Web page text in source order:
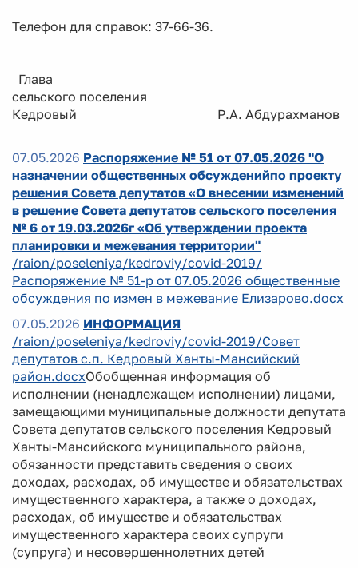
Телефон для справок: 37-66-36.
Глава
сельского поселения
Кедровый Р.А. Абдурахманов
07.05.2026 Распоряжение № 51 от 07.05.2026 "О
назначении общественных обсужденийпо проекту
решения Совета депутатов «О внесении изменений
в решение Совета депутатов сельского поселения
№ 6 от 19.03.2026г «Об утверждении проекта
планировки и межевания территории"
/raion/poseleniya/kedroviy/covid-2019/
Распоряжение № 51-р от 07.05.2026 общественные
обсуждения по измен в межевание Елизарово.docx
07.05.2026 ИНФОРМАЦИЯ
/raion/poseleniya/kedroviy/covid-2019/Совет
депутатов с.п. Кедровый Ханты-Мансийский
район.docxОбобщенная информация об
исполнении (ненадлежащем исполнении) лицами,
замещающими муниципальные должности депутата
Совета депутатов сельского поселения Кедровый
Ханты-Мансийского муниципального района,
обязанности представить сведения о своих
доходах, расходах, об имуществе и обязательствах
имущественного характера, а также о доходах,
расходах, об имуществе и обязательствах
имущественного характера своих супруги
(супруга) и несовершеннолетних детей